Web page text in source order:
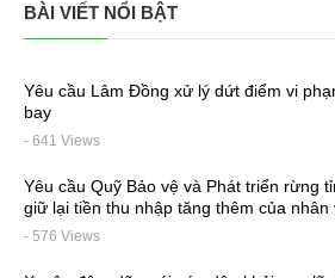
BÀI VIẾT NỔI BẬT
Yêu cầu Lâm Đồng xử lý dứt điểm vi
bay
- 641 Views
Yêu cầu Quỹ Bảo vệ và Phát triển rừng
giữ lại tiền thu nhập tăng thêm của nhân
- 576 Views